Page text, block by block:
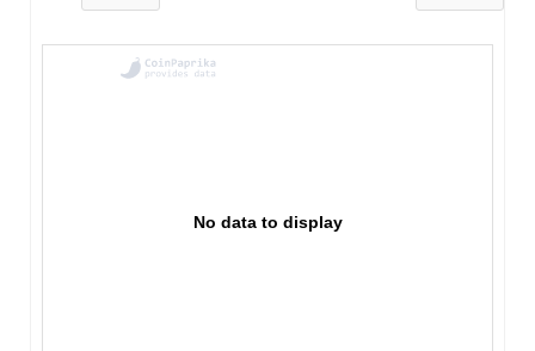
No data to display